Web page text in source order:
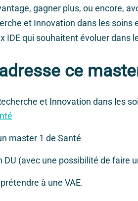
gagner plus, ou encore,
et Innovation dans les soins
IDE qui souhaitent évoluer dans
ce
et Innovation dans les
master 1 de Santé
DU (avec une possibilité de faire
à une VAE.